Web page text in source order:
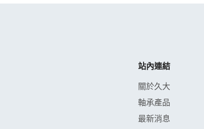
站內連結
關於久大
軸承產品
最新消息